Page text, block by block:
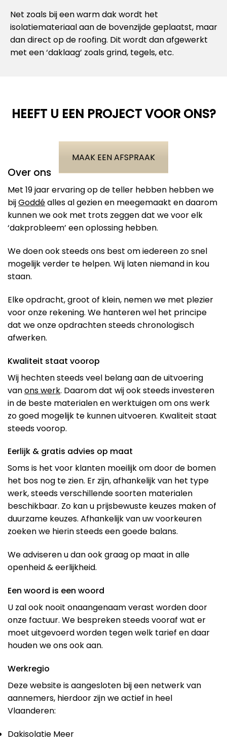
Net zoals bij een warm dak wordt het
isolatiemateriaal aan de bovenzijde geplaatst, maar
dan direct op de roofing. Dit wordt dan afgewerkt
met een ‘daklaag’ zoals grind, tegels, etc.
HEEFT U EEN PROJECT VOOR ONS?
MAAK EEN AFSPRAAK
Over ons
Met 19 jaar ervaring op de teller hebben hebben we
bijGoddéalles al gezien en meegemaakt en daarom
kunnen we ook met trots zeggen dat we voor elk
‘dakprobleem’ een oplossing hebben.
We doen ook steeds ons best om iedereen zo snel
mogelijk verder te helpen. Wij laten niemand in kou
staan.
Elke opdracht, groot of klein, nemen we met plezier
voor onze rekening. We hanteren wel het principe
dat we onze opdrachten steeds chronologisch
afwerken.
Kwaliteit staat voorop
Wij hechten steeds veel belang aan de uitvoering
vanons werk. Daarom dat wij ook steeds investeren
in de beste materialen en werktuigen om ons werk
zo goed mogelijk te kunnen uitvoeren. Kwaliteit staat
steeds voorop.
Eerlijk & gratis advies op maat
Soms is het voor klanten moeilijk om door de bomen
het bos nog te zien. Er zijn, afhankelijk van het type
werk, steeds verschillende soorten materialen
beschikbaar. Zo kan u prijsbewuste keuzes maken of
duurzame keuzes. Afhankelijk van uw voorkeuren
zoeken we hierin steeds een goede balans.
We adviseren u dan ook graag op maat in alle
openheid & eerlijkheid.
Een woord is een woord
U zal ook nooit onaangenaam verast worden door
onze factuur. We bespreken steeds vooraf wat er
moet uitgevoerd worden tegen welk tarief en daar
houden we ons ook aan.
Werkregio
Deze website is aangesloten bij een netwerk van
aannemers, hierdoor zijn we actief in heel
Vlaanderen:
Dakisolatie Meer